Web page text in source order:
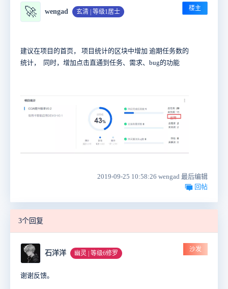
🚀 wengad 玄清 | 等级1居士 楼主
建议在项目的首页， 项目统计的区块中增加 逾期任务数的
统计， 同时，增加点击直通到任务、需求、bug的功能
2019-09-25 10:58:26 wengad 最后编辑
回帖
3个回复
石洋洋 幽灵 | 等级6修罗
沙发
谢谢反馈。